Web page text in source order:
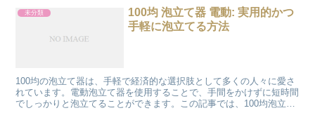
未分類
100均 泡立て器 電動: 実用的かつ
手軽に泡立てる方法
100均の泡立て器は、手軽で経済的な選択肢として多くの人々に愛さ
れています。電動泡立て器を使用することで、手間をかけずに短時間
でしっかりと泡立てることができます。この記事では、100均泡立て